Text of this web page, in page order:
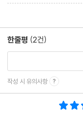
암호는 왜, 어떻게 만들
추리 문제의 감초, 다잉
Q1. 편의점 아르바이트생
Q2. 경찰이 되고 싶다고?
한줄평 (2건)
작성 시 유의사항